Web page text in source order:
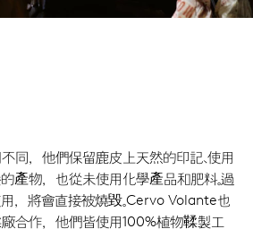
同，他們保留鹿皮上天然的印記、使用
產物，也從未使用化學產品和肥料。過
，將會直接被燒毀。Cervo Volante也
合作，他們皆使用100%植物鞣製工